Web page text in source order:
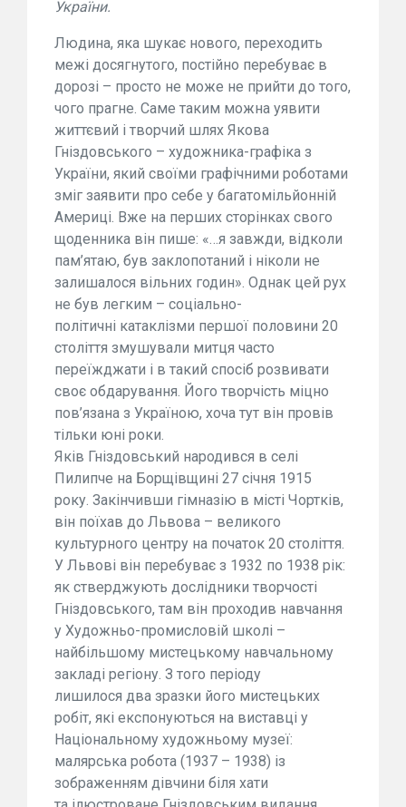
України.
Людина, яка шукає нового, переходить
межі досягнутого, постійно перебуває в
дорозі – просто не може не прийти до того,
чого прагне. Саме таким можна уявити
життєвий і творчий шлях Якова
Гніздовського – художника-графіка з
України, який своїми графічними роботами
зміг заявити про себе у багатомільйонній
Америці. Вже на перших сторінках свого
щоденника він пише: «…я завжди, відколи
пам’ятаю, був заклопотаний і ніколи не
залишалося вільних годин». Однак цей рух
не був легким – соціально-
політичні катаклізми першої половини 20
століття змушували митця часто
переїжджати і в такий спосіб розвивати
своє обдарування. Його творчість міцно
пов’язана з Україною, хоча тут він провів
тільки юні роки.
Яків Гніздовський народився в селі
Пилипче на Борщівщині 27 січня 1915
року. Закінчивши гімназію в місті Чортків,
він поїхав до Львова – великого
культурного центру на початок 20 століття.
У Львові він перебуває з 1932 по 1938 рік:
як стверджують дослідники творчості
Гніздовського, там він проходив навчання
у Художньо-промисловій школі –
найбільшому мистецькому навчальному
закладі регіону. З того періоду
лишилося два зразки його мистецьких
робіт, які експонуються на виставці у
Національному художньому музеї:
малярська робота (1937 – 1938) із
зображенням дівчини біля хати